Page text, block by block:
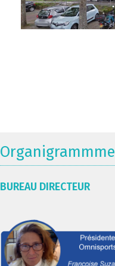
Organigrammme
BUREAU DIRECTEUR